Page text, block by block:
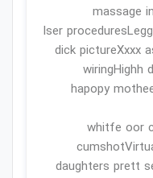
massage
lser
dick pictureXxxx
wiringHighh
hapopy
whitfe oor
daughters prett